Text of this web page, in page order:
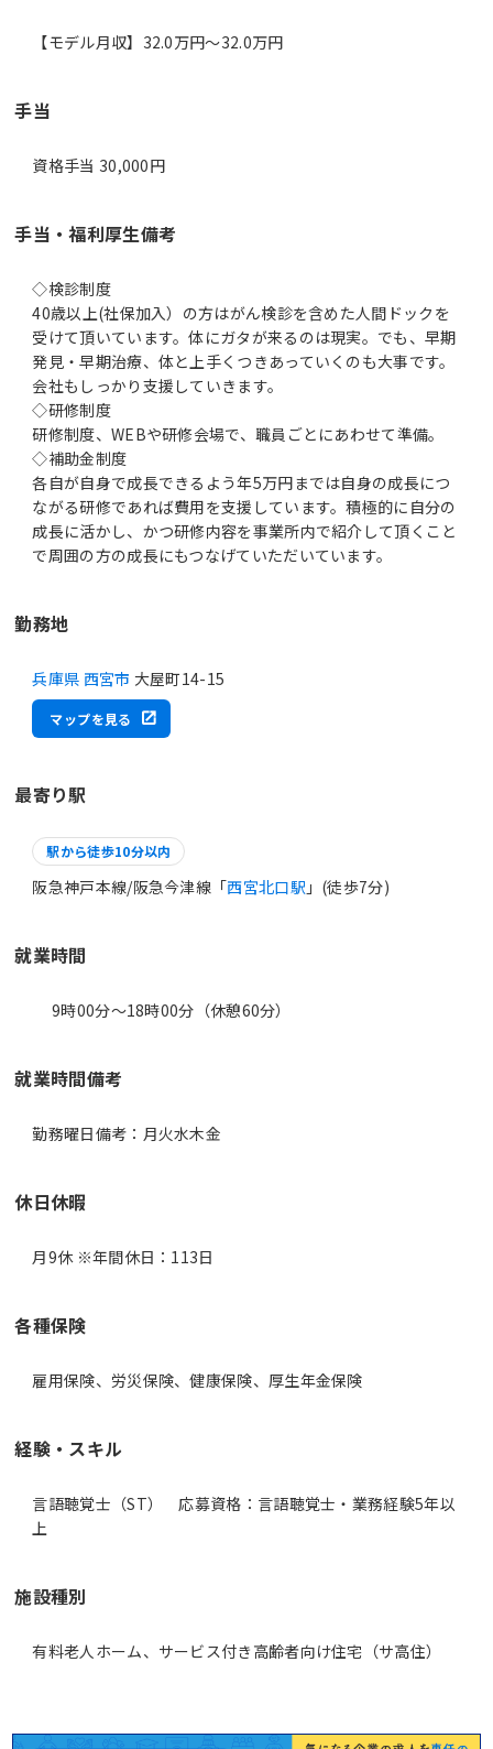
【モデル月収】32.0万円〜32.0万円
手当
資格手当 30,000円
手当・福利厚生備考
◇検診制度
40歳以上(社保加入）の方はがん検診を含めた人間ドックを
受けて頂いています。体にガタが来るのは現実。でも、早期
発見・早期治療、体と上手くつきあっていくのも大事です。
会社もしっかり支援していきます。
◇研修制度
研修制度、WEBや研修会場で、職員ごとにあわせて準備。
◇補助金制度
各自が自身で成長できるよう年5万円までは自身の成長につ
ながる研修であれば費用を支援しています。積極的に自分の
成長に活かし、かつ研修内容を事業所内で紹介して頂くこと
で周囲の方の成長にもつなげていただいています。
勤務地
兵庫県 西宮市 大屋町14-15
マップを見る
最寄り駅
駅から徒歩10分以内
阪急神戸本線/阪急今津線「西宮北口駅 」(徒歩7分)
就業時間
9時00分〜18時00分（休憩60分）
就業時間備考
休日休暇
月9休 ※年間休日：113日
各種保険
雇用保険、労災保険、健康保険、厚生年金保険
経験・スキル
言語聴覚士（ST） 応募資格：言語聴覚士・業務経験5年以
上
施設種別
有料老人ホーム、サービス付き高齢者向け住宅（サ高住）